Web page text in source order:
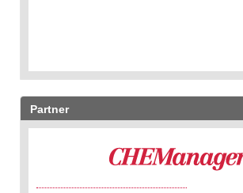
Partner